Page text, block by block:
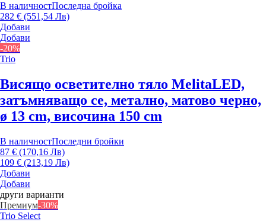
В наличностПоследна бройка
282 € (551,54 Лв)
Добави
Добави
-20%
Trio
Висящо осветително тяло MelitaLED,
затъмняващо се, метално, матово черно,
ø 13 cm, височина 150 cm
В наличностПоследни бройки
87 € (170,16 Лв)
109 € (213,19 Лв)
Добави
Добави
други варианти
Премиум-30%
Trio Select